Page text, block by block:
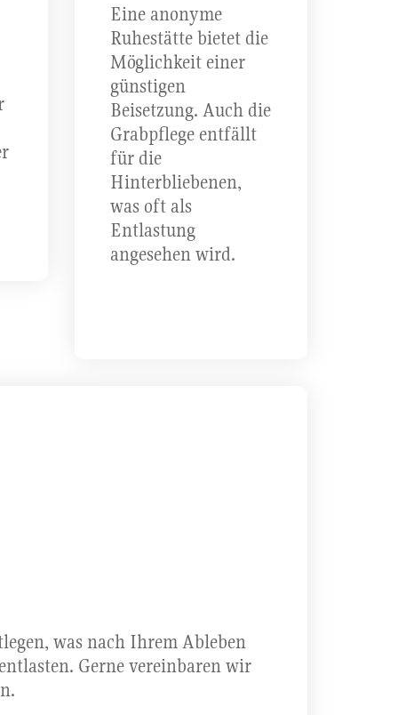
Eine anonyme
Ruhestätte bietet die
Möglichkeit einer
günstigen
Beisetzung. Auch die
Grabpflege entfällt
für die
Hinterbliebenen,
was oft als
Entlastung
angesehen wird.
was nach Ihrem Ableben
Gerne vereinbaren wir